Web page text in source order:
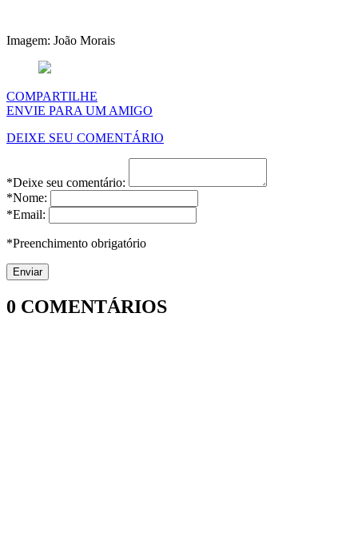
Imagem: João Morais
COMPARTILHE
ENVIE PARA UM AMIGO
DEIXE SEU COMENTÁRIO
*Deixe seu comentário:
*Nome:
*Email:
*Preenchimento obrigatório
0 COMENTÁRIOS